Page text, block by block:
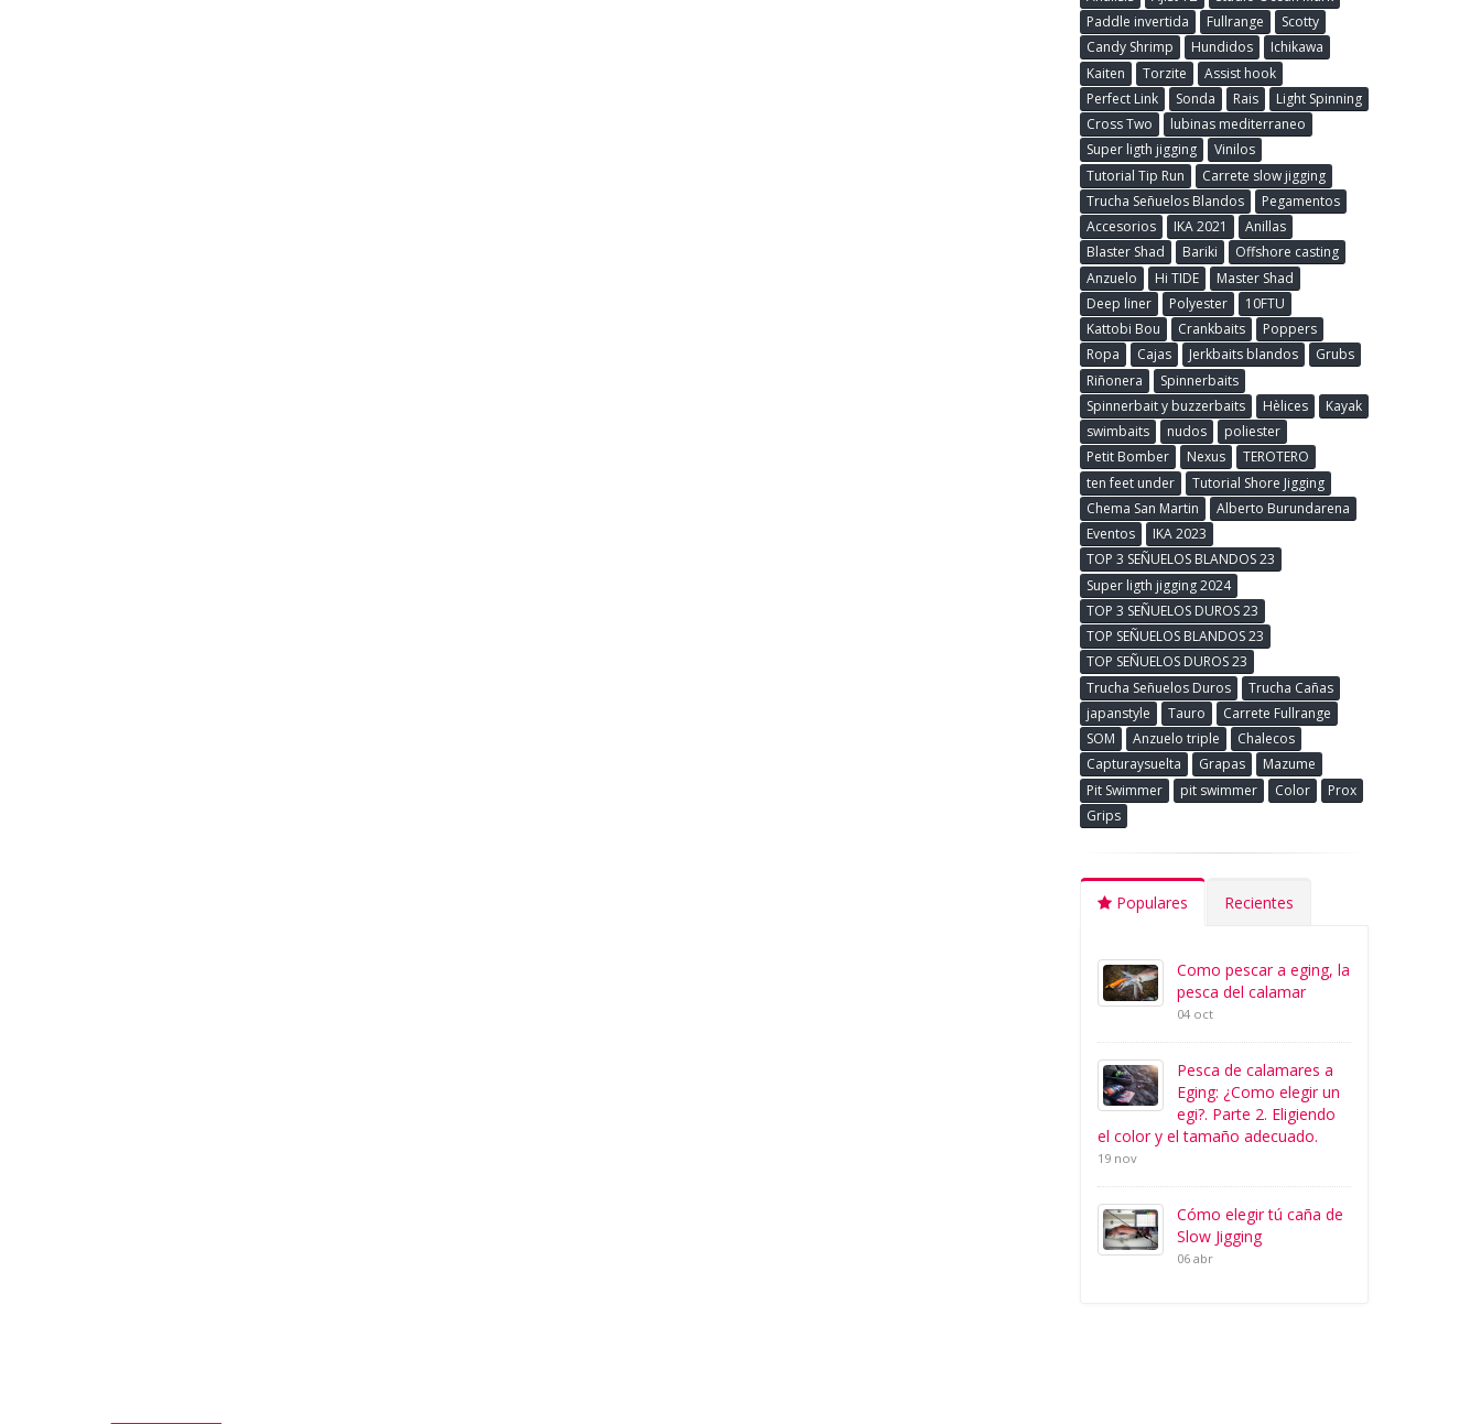
Paddle invertida
Fullrange
Scotty
Candy Shrimp
Hundidos
Ichikawa
Kaiten
Torzite
Assist hook
Perfect Link
Sonda Rais
Light Spinning
Cross Two
lubinas mediterraneo
Super ligth jigging
Vinilos
Tutorial Tip Run
Carrete slow jigging
Trucha Señuelos Blandos
Pegamentos
Accesorios
IKA 2021
Anillas
Blaster Shad
Bariki
Offshore casting
Anzuelo
Hi TIDE
Master Shad
Deep liner
Polyester
10FTU
Kattobi Bou
Crankbaits
Poppers
Ropa
Cajas Jerkbaits blandos
Grubs
Riñonera
Spinnerbaits
Spinnerbait y buzzerbaits
Hèlices
Kayak
swimbaits
nudos
poliester
Petit Bomber
Nexus
TEROTERO
ten feet under
Tutorial Shore Jigging
Chema San Martin
Alberto Burundarena
Eventos
IKA 2023
TOP 3 SEÑUELOS BLANDOS 23
Super ligth jigging 2024
TOP 3 SEÑUELOS DUROS 23
TOP SEÑUELOS BLANDOS 23
TOP SEÑUELOS DUROS 23
Trucha Señuelos Duros
Trucha Cañas
japanstyle
Tauro
Carrete Fullrange
SOM
Anzuelo triple
Chalecos
Capturaysuelta
Grapas
Mazume
Pit Swimmer
pit swimmer Color
Prox
Grips
Populares Recientes
Como pescar a eging, la
pesca del calamar
04 oct
Pesca de calamares a
Eging: ¿Como elegir un
egi?. Parte 2. Eligiendo
el color y el tamaño adecuado.
19 nov
Cómo elegir tú caña de
Slow Jigging
06 abr